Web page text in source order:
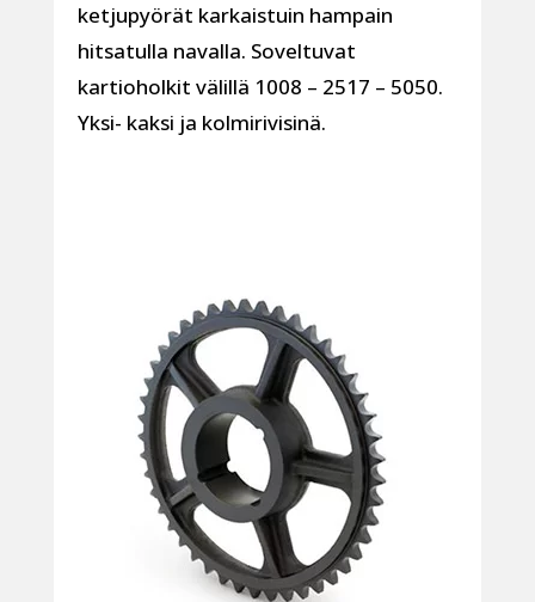
ketjupyörät karkaistuin hampain
hitsatulla navalla. Soveltuvat
kartioholkit välillä 1008 – 2517 – 5050.
Yksi- kaksi ja kolmirivisinä.